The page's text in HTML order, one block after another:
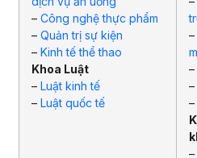
– Công nghệ thực phẩm
– Quản trị sự kiện
– Kinh tế thể thao
Khoa Luật
– Luật kinh tế
– Luật quốc tế
–
–
–
–